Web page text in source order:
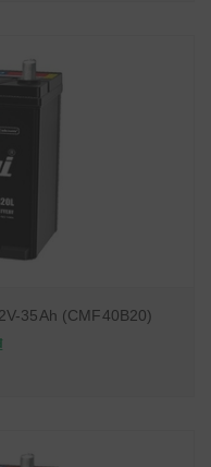
35Ah (CMF40B20)